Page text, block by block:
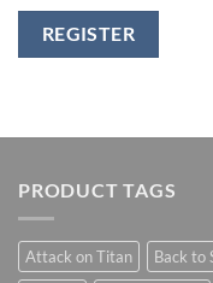
REGISTER
PRODUCT TAGS
Attack on Titan Back to